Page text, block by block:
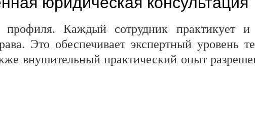
Каждый сотрудник практикует и
Это обеспечивает экспертный уровень
внушительный практический опыт